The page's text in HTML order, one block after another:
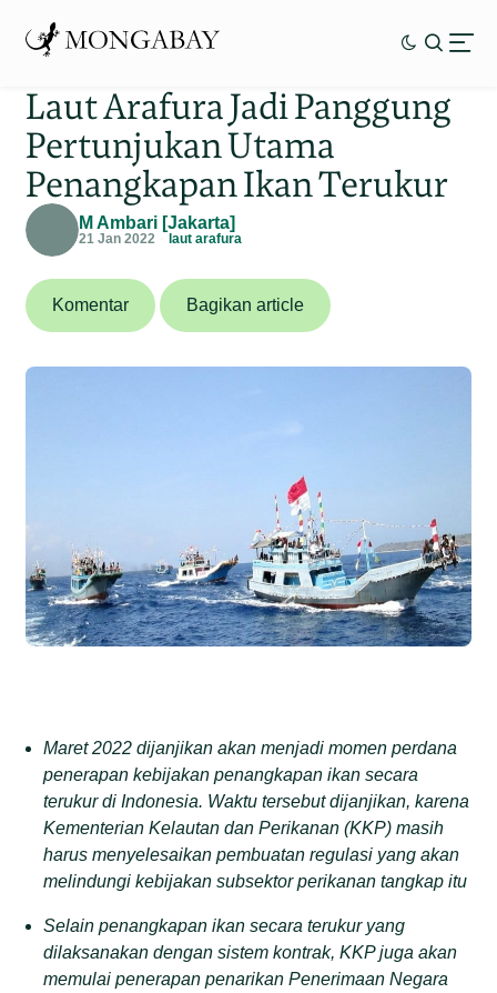
Laut Arafura Jadi Panggung
Pertunjukan Utama
Penangkapan Ikan Terukur
M Ambari [Jakarta]
21 Jan 2022 laut arafura
Komentar Bagikan article
Maret 2022 dijanjikan akan menjadi momen perdana
penerapan kebijakan penangkapan ikan secara
terukur di Indonesia. Waktu tersebut dijanjikan, karena
Kementerian Kelautan dan Perikanan (KKP) masih
harus menyelesaikan pembuatan regulasi yang akan
melindungi kebijakan subsektor perikanan tangkap itu
Selain penangkapan ikan secara terukur yang
dilaksanakan dengan sistem kontrak, KKP juga akan
memulai penerapan penarikan Penerimaan Negara